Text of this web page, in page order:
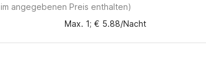
angegebenen Preis enthalten)
Max. 1; € 5.88/Nacht